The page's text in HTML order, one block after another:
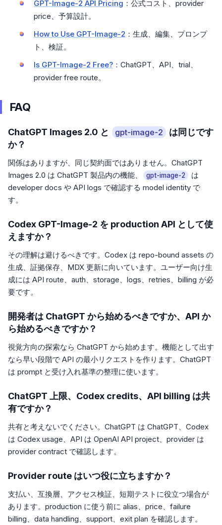
GPT-Image-2 API Pricing ：公式コスト、provider
price、予算設計。
How to Use GPT-Image-2 ：生成、編集、プロンプ
ト、検証。
Is GPT-Image-2 Free? ：ChatGPT、API、trial、
provider free route。
FAQ
ChatGPT Images 2.0 と gpt-image-2
は同じです
か？
関係はありますが、同じ契約面ではありません。ChatGPT
Images 2.0 は ChatGPT 製品内の機能、
gpt-image-2
は
developer docs や API logs で確認する model identity で
す。
Codex GPT-Image-2 を production API として使
えますか？
その理解は避けるべきです。Codex は repo-bound assets の
生成、証拠保存、MDX 更新に向いています。ユーザー向け生
成には API route、auth、storage、logs、retries、billing が必
要です。
開発者は ChatGPT から始めるべきですか、API か
ら始めるべきですか？
視覚方向の探索なら ChatGPT から始めます。機能として出す
なら早い段階で API の最小リクエストを作ります。ChatGPT
は prompt と受け入れ基準の整理に使います。
ChatGPT 上限、Codex credits、API billing は共
有ですか？
共有と考えないでください。ChatGPT は ChatGPT、Codex
は Codex usage、API は OpenAI API project、provider は
provider contract で確認します。
Provider route はいつ役に立ちますか？
支払い、互換層、アクセス検証、短期テストに役立つ場合が
あります。production に使う前に alias、price、failure
billing、data handling、support、exit plan を確認します。